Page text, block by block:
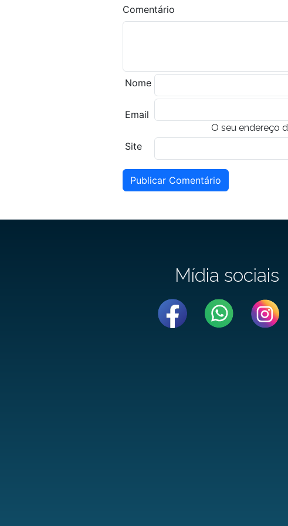
Comentário
Nome
Email
O seu endereço
Site
Publicar Comentário
Mídia sociais